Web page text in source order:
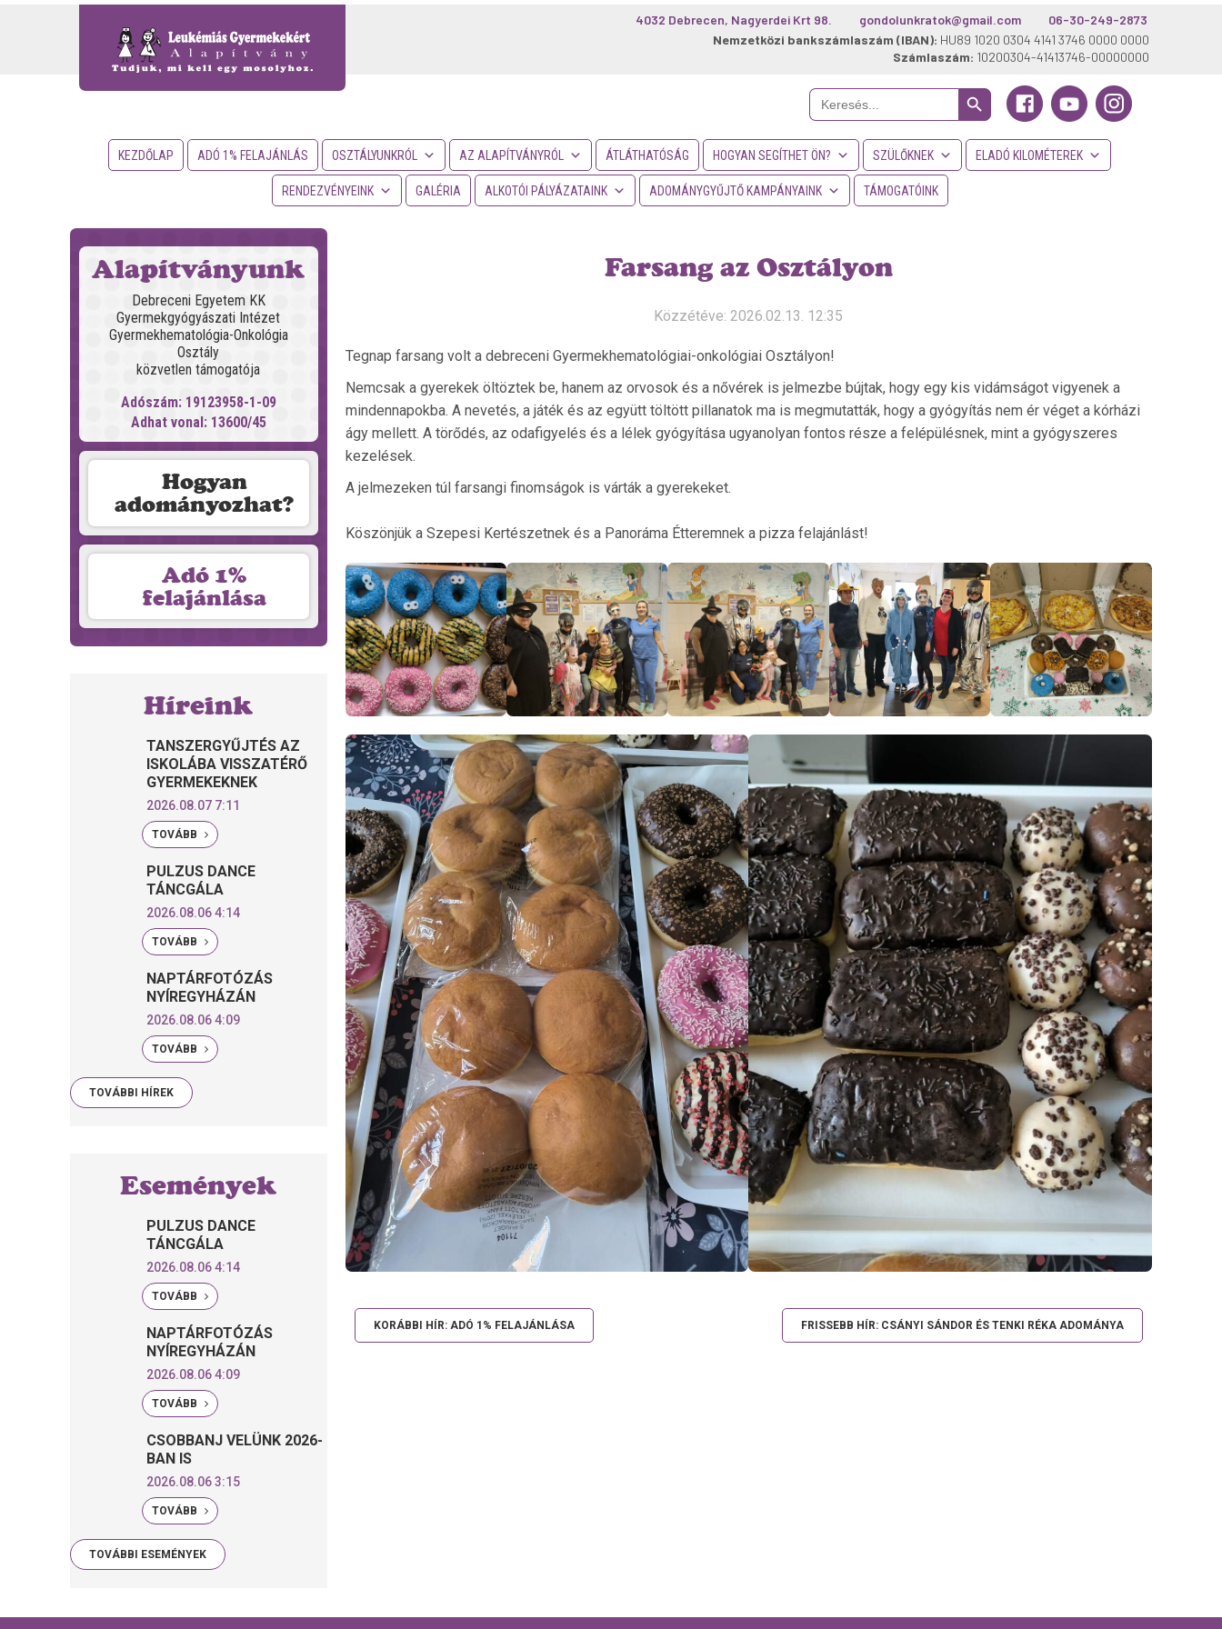
06-30-249-2873
gondolunkratok@gmail.com
4032 Debrecen, Nagyerdei Krt 98.
Nemzetközi bankszámlaszám (IBAN): HU89 1020 0304 4141 3746 0000 0000
Számlaszám: 10200304-41413746-00000000
Search
for:
Search Button
KEZDŐLAP ADÓ 1% FELAJÁNLÁS OSZTÁLYUNKRÓL AZ ALAPÍTVÁNYRÓL ÁTLÁTHATÓSÁG HOGYAN SEGÍTHET ÖN? SZÜLŐKNEK ELADÓ KILOMÉTEREK
RENDEZVÉNYEINK GALÉRIA ALKOTÓI PÁLYÁZATAINK ADOMÁNYGYŰJTŐ KAMPÁNYAINK TÁMOGATÓINK
Alapítványunk
Debreceni Egyetem KK
Gyermekgyógyászati Intézet
Gyermekhematológia-Onkológia
Osztály
közvetlen támogatója
Adószám: 19123958-1-09
Adhat vonal: 13600/45
Hogyan
adományozhat?
Adó 1%
felajánlása
Híreink
TANSZERGYŰJTÉS AZ
ISKOLÁBA VISSZATÉRŐ
GYERMEKEKNEK
2026.08.07 7:11
TOVÁBB
PULZUS DANCE
TÁNCGÁLA
2026.08.06 4:14
TOVÁBB
NAPTÁRFOTÓZÁS
NYÍREGYHÁZÁN
2026.08.06 4:09
TOVÁBB
TOVÁBBI HÍREK
Események
PULZUS DANCE
TÁNCGÁLA
2026.08.06 4:14
TOVÁBB
NAPTÁRFOTÓZÁS
NYÍREGYHÁZÁN
2026.08.06 4:09
TOVÁBB
CSOBBANJ VELÜNK 2026-
BAN IS
2026.08.06 3:15
TOVÁBB
TOVÁBBI ESEMÉNYEK
Farsang az Osztályon
Közzétéve: 2026.02.13. 12:35
Tegnap farsang volt a debreceni Gyermekhematológiai-onkológiai Osztályon!
Nemcsak a gyerekek öltöztek be, hanem az orvosok és a nővérek is jelmezbe bújtak, hogy egy kis vidámságot vigyenek a
mindennapokba. A nevetés, a játék és az együtt töltött pillanatok ma is megmutatták, hogy a gyógyítás nem ér véget a kórházi
ágy mellett. A törődés, az odafigyelés és a lélek gyógyítása ugyanolyan fontos része a felépülésnek, mint a gyógyszeres
kezelések.
A jelmezeken túl farsangi finomságok is várták a gyerekeket.
Köszönjük a Szepesi Kertészetnek és a Panoráma Étteremnek a pizza felajánlást!
KORÁBBI HÍR: ADÓ 1% FELAJÁNLÁSA FRISSEBB HÍR: CSÁNYI SÁNDOR ÉS TENKI RÉKA ADOMÁNYA